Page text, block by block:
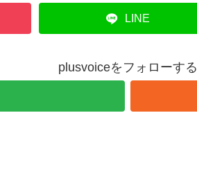
LINE
plusvoiceをフォローする